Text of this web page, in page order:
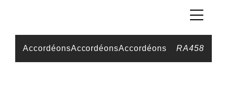
AccordéonsAccordéonsAccordéons RA458